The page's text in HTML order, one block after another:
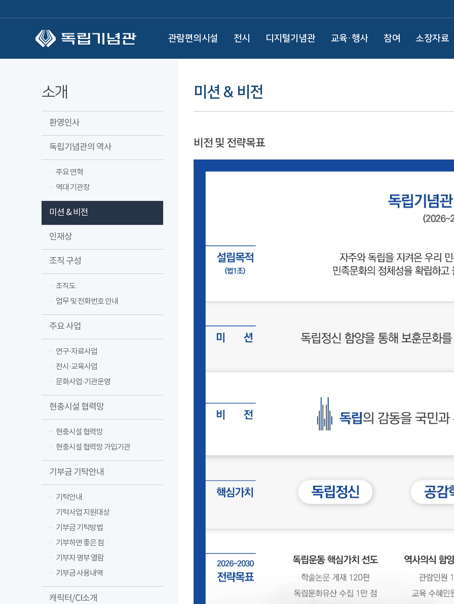
관람편의시설 전시 디지털기념관 교육·행사 참여 소장자료
소개
환영인사
독립기념관의 역사
주요 연혁
역대 기관장
미션 & 비전
인재상
조직 구성
조직도
업무 및 전화번호 안내
주요 사업
연구·자료사업
전시·교육사업
문화사업·기관운영
현충시설 협력망
현충시설 협력망
현충시설 협력망 가입기관
기부금 기탁안내
기탁안내
기탁사업 지원대상
기부금 기탁방법
기부하면 좋은 점
기부자 명부 열람
기부금 사용내역
캐릭터/CI소개
미션 & 비전
비전 및 전략목표